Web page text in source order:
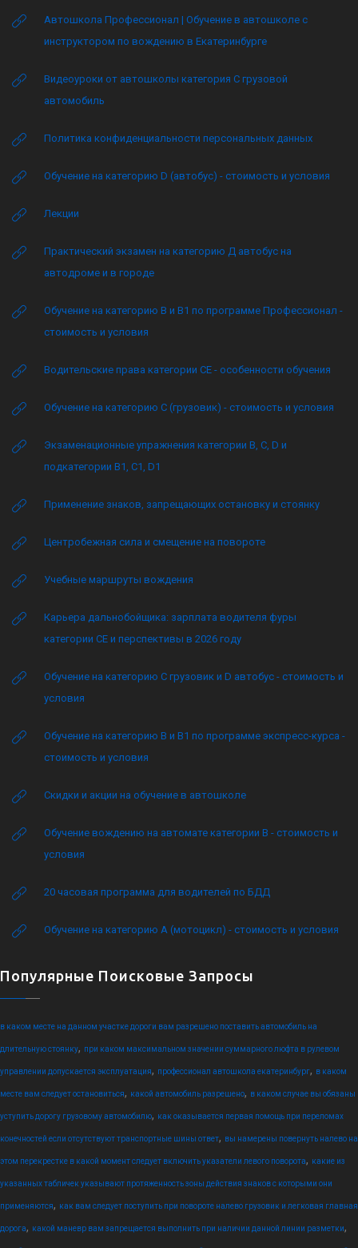
Автошкола Профессионал | Обучение в автошколе с
инструктором по вождению в Екатеринбурге
Видеоуроки от автошколы категория C грузовой
автомобиль
Политика конфиденциальности персональных данных
Обучение на категорию D (автобус) - стоимость и условия
Лекции
Практический экзамен на категорию Д автобус на
автодроме и в городе
Обучение на категорию B и B1 по программе Профессионал -
стоимость и условия
Водительские права категории CE - особенности обучения
Обучение на категорию C (грузовик) - стоимость и условия
Экзаменационные упражнения категории B, C, D и
подкатегории B1, C1, D1
Применение знаков, запрещающих остановку и стоянку
Центробежная сила и смещение на повороте
Учебные маршруты вождения
Карьера дальнобойщика: зарплата водителя фуры
категории CE и перспективы в 2026 году
Обучение на категорию C грузовик и D автобус - стоимость и
условия
Обучение на категорию B и B1 по программе экспресс-курса -
стоимость и условия
Скидки и акции на обучение в автошколе
Обучение вождению на автомате категории B - стоимость и
условия
20 часовая программа для водителей по БДД
Обучение на категорию А (мотоцикл) - стоимость и условия
Популярные Поисковые Запросы
в каком месте на данном участке дороги вам разрешено поставить автомобиль на
длительную стоянку, при каком максимальном значении суммарного люфта в рулевом
управлении допускается эксплуатация, профессионал автошкола екатеринбург, в каком
месте вам следует остановиться, какой автомобиль разрешено, в каком случае вы обязаны
уступить дорогу грузовому автомобилю, как оказывается первая помощь при переломах
конечностей если отсутствуют транспортные шины ответ, вы намерены повернуть налево на
этом перекрестке в какой момент следует включить указатели левого поворота, какие из
указанных табличек указывают протяженность зоны действия знаков с которыми они
применяются, как вам следует поступить при повороте налево грузовик и легковая главная
дорога, какой маневр вам запрещается выполнить при наличии данной линии разметки,